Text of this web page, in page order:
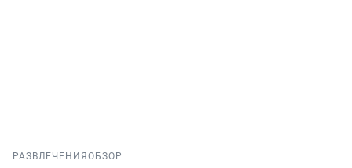
РАЗВЛЕЧЕНИЯ ОБЗОР